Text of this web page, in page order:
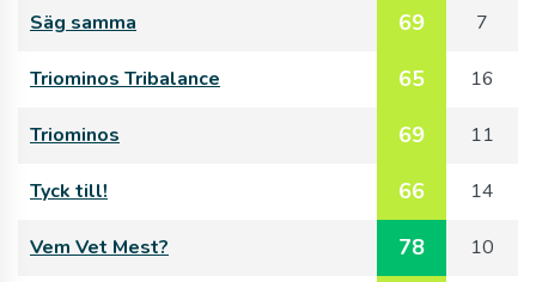
Säg samma 69 7
Triominos Tribalance 65 16
Triominos 69 11
Tyck till! 66 14
Vem Vet Mest? 78 10